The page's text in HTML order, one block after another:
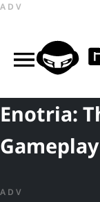
ADV
Enotria:
ADV